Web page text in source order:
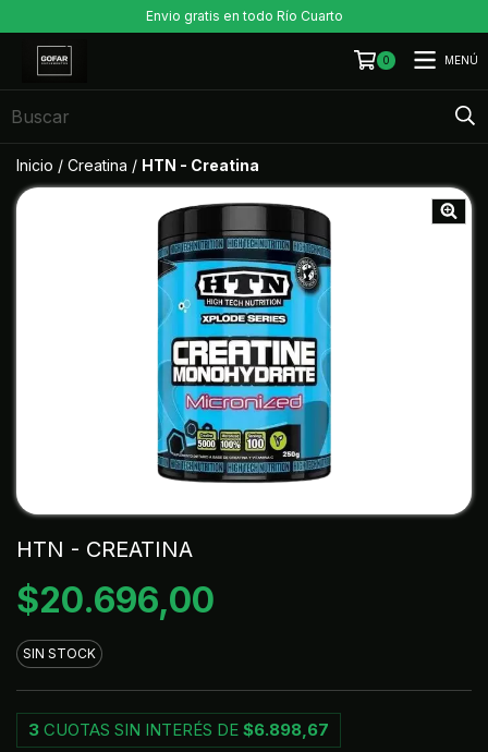
Envio gratis en todo Río Cuarto
0 MENÚ
Inicio / Creatina / HTN - Creatina
HTN - CREATINA
$20.696,00
SIN STOCK
3 CUOTAS SIN INTERÉS DE $6.898,67